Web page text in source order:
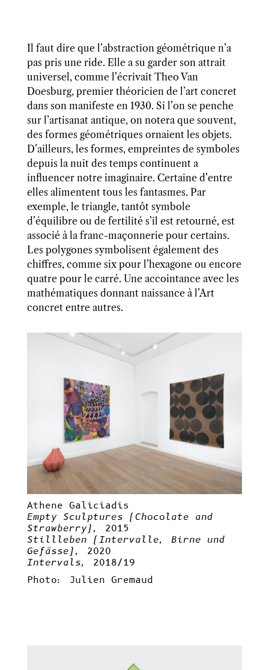
Il faut dire que l’abstraction géométrique n’a
pas pris une ride. Elle a su garder son attrait
universel, comme l’écrivait Theo Van
Doesburg, premier théoricien de l’art concret
dans son manifeste en 1930. Si l’on se penche
sur l’artisanat antique, on notera que souvent,
des formes géométriques ornaient les objets.
D’ailleurs, les formes, empreintes de symboles
depuis la nuit des temps continuent a
influencer notre imaginaire. Certaine d’entre
elles alimentent tous les fantasmes. Par
exemple, le triangle, tantôt symbole
d’équilibre ou de fertilité s’il est retourné, est
associé à la franc-maçonnerie pour certains.
Les polygones symbolisent également des
chiffres, comme six pour l’hexagone ou encore
quatre pour le carré. Une accointance avec les
mathématiques donnant naissance à l’Art
concret entre autres.
Athene Galiciadis
Empty Sculptures (Chocolate and
Strawberry),
2015
Stillleben (Intervalle, Birne und
Gefässe),
2020
Intervals,
2018/19
Photo: Julien Gremaud